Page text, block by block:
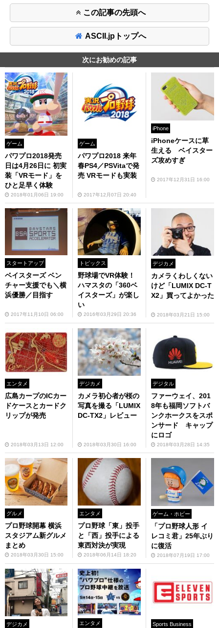
この記事の先頭へ
ASCII.jpトップへ
次にお勧めの記事
ゲーム
パワプロ2018発売
日は4月26日に 初実
装「VRモード」を
ひと足早く体験
2018年01月06日 19:00
ゲーム
パワプロ2018 来年
春PS4／PSVitaで発
売 VRモードも実装
2017年12月07日 20:40
iPhone
iPhoneケースに草
生える ベイスター
ズ攻めすぎ
2017年12月31日 16:00
スタートアップ
ベイスターズ ベン
チャー支援でも＼横
浜優勝／目指す
2017年11月10日 06:00
トピックス
野球場でVR体験！
ハマスタの「360ベ
イスターズ」が楽し
い
2016年03月29日 20:36
デジカメ
カメラくわしくない
けど「LUMIX DC-T
X2」買ってよかった
2018年03月21日 15:00
エンタメ
広島カープのICカー
ドケースとカードク
リップが発売
2018年03月13日 12:00
デジカメ
カメラ初心者が桜の
写真を撮る「LUMIX
DC-TX2」レビュー
2018年03月30日 16:00
デジタル
ファーウェイ、201
8年も福岡ソフトバ
ンクホークスをスポ
ンサード キャップ
にロゴ
2018年03月28日 14:35
グルメ
プロ野球開幕 横浜
スタジアム新グルメ
まとめ
2018年03月30日 15:00
エンタメ
プロ野球「東」投手
と「西」投手による
東西対決が実現
2018年06月14日 18:20
ゲーム・ホビー
「プロ野球人形 イ
レコミ君」25年ぶり
に復活
2018年07月19日 17:00
デジカメ エンタメ Sports Business